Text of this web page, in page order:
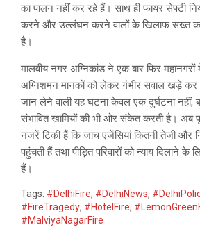
का पालन नहीं कर रहे हैं। साथ ही फायर सेफ्टी
करने और उल्लंघन करने वालों के खिलाफ सख्त
है।
मालवीय नगर अग्निकांड ने एक बार फिर
अग्निशमन मानकों को लेकर गंभीर सवाल खड़े कर
जान लेने वाली यह घटना केवल एक दुर्घटना नहीं,
संभावित खामियों की भी ओर संकेत करती है। अब
नजरें टिकी हैं कि जांच एजेंसियां कितनी तेजी और
पहुंचती हैं तथा पीड़ित परिवारों को न्याय दिलाने के
हैं।
Tags: #DelhiFire, #DelhiNews,
#FireTragedy, #HotelFire,
#MalviyaNagarFire